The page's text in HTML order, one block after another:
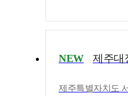
NEW 제주대
제주특별자치도